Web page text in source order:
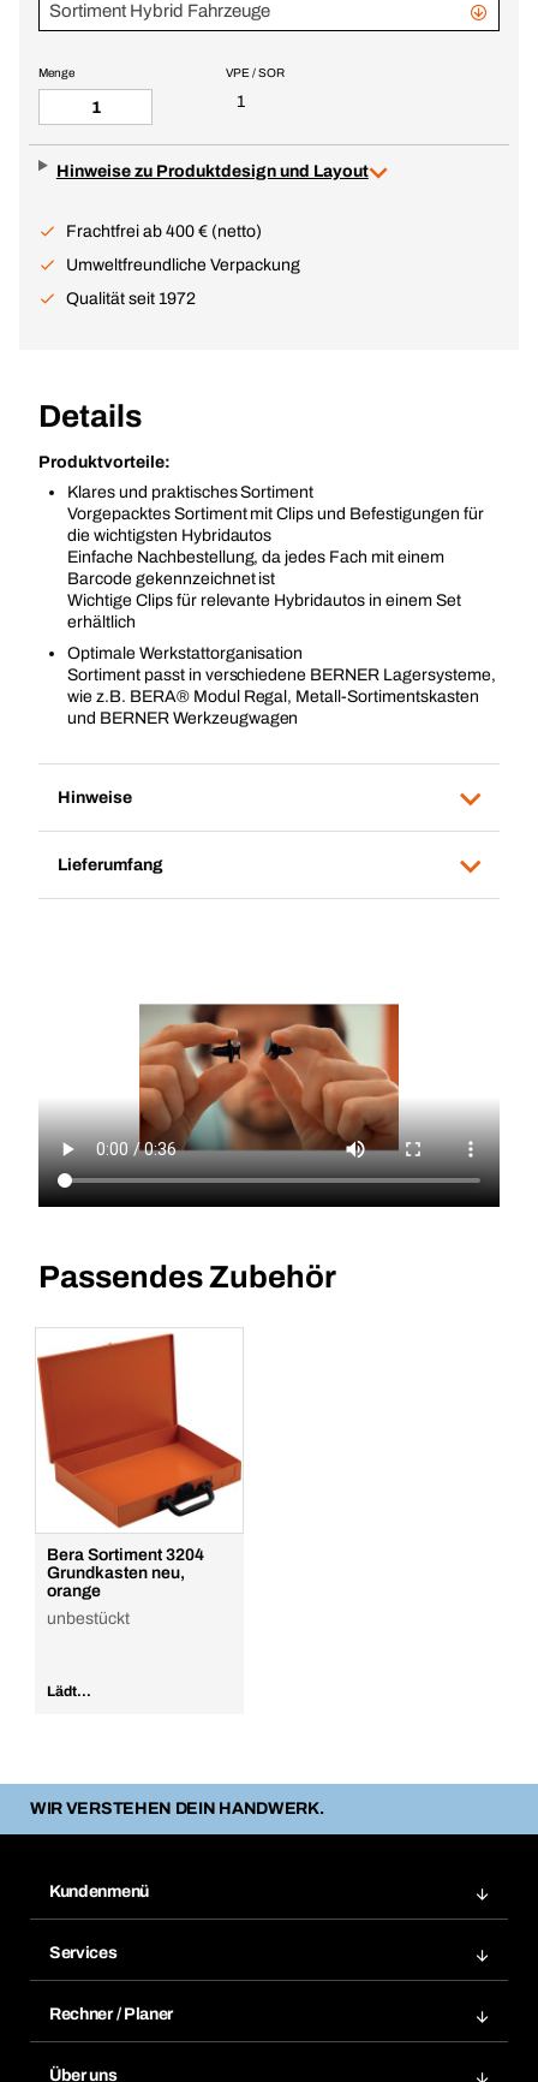
Sortiment Hybrid Fahrzeuge
VPE / SOR
1
Menge
Hinweise zu Produktdesign und Layout
Frachtfrei ab 400 € (netto)
Umweltfreundliche Verpackung
Qualität seit 1972
Details
Produktvorteile:
Klares und praktisches Sortiment
Vorgepacktes Sortiment mit Clips und Befestigungen für
die wichtigsten Hybridautos
Einfache Nachbestellung, da jedes Fach mit einem
Barcode gekennzeichnet ist
Wichtige Clips für relevante Hybridautos in einem Set
erhältlich
Optimale Werkstattorganisation
Sortiment passt in verschiedene BERNER Lagersysteme,
wie z.B. BERA® Modul Regal, Metall-Sortimentskasten
und BERNER Werkzeugwagen
Hinweise
Lieferumfang
Passendes Zubehör
Bera Sortiment 3204
Grundkasten neu,
orange
unbestückt
Lädt...
WIR VERSTEHEN DEIN HANDWERK.
Kundenmenü
Rechnungen
Daueraufträge
Services
Elektronischer Datenaustausch
Rechner / Planer
Über uns